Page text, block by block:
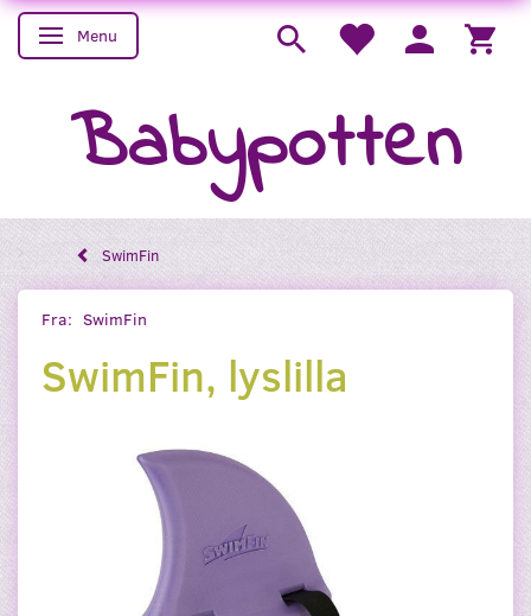
Skifte navigation
Menu
Babypotten
SwimFin
Fra: SwimFin
SwimFin, lyslilla